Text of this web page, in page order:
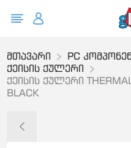
მთავარი PC
ქეისის ქულერი
ქეისის ქულერი
BLACK